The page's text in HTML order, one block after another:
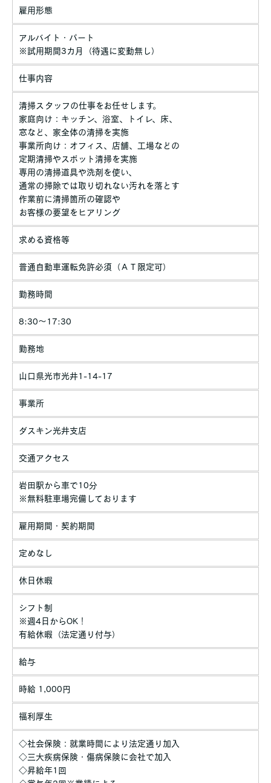
雇用形態
アルバイト・パート
※試用期間3カ月（待遇に変動無し）
仕事内容
清掃スタッフの仕事をお任せします。
家庭向け：キッチン、浴室、トイレ、床、
窓など、家全体の清掃を実施
事業所向け：オフィス、店舗、工場などの
定期清掃やスポット清掃を実施
専用の清掃道具や洗剤を使い、
通常の掃除では取り切れない汚れを落とす
作業前に清掃箇所の確認や
お客様の要望をヒアリング
求める資格等
普通自動車運転免許必須（ＡＴ限定可）
勤務時間
8:30～17:30
勤務地
山口県光市光井1-14-17
事業所
ダスキン光井支店
交通アクセス
岩田駅から車で10分
※無料駐車場完備しております
雇用期間・契約期間
定めなし
休日休暇
シフト制
※週4日からOK！
有給休暇（法定通り付与）
給与
時給 1,000円
福利厚生
◇社会保険：就業時間により法定通り加入
◇三大疾病保険・傷病保険に会社で加入
◇昇給年1回